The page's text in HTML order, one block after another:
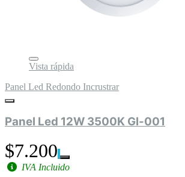
Vista rápida
Panel Led Redondo Incrustrar
Panel Led 12W 3500K Gl-001
$7.200
IVA Incluido